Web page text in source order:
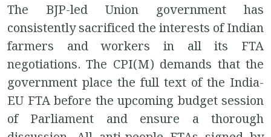
The BJP-led Union government has
consistently sacrificed the interests of Indian
farmers and workers in all its FTA
negotiations. The CPI(M) demands that the
government place the full text of the India-
EU FTA before the upcoming budget session
of Parliament and ensure a thorough